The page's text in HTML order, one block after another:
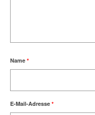
Name *
E-Mail-Adresse *